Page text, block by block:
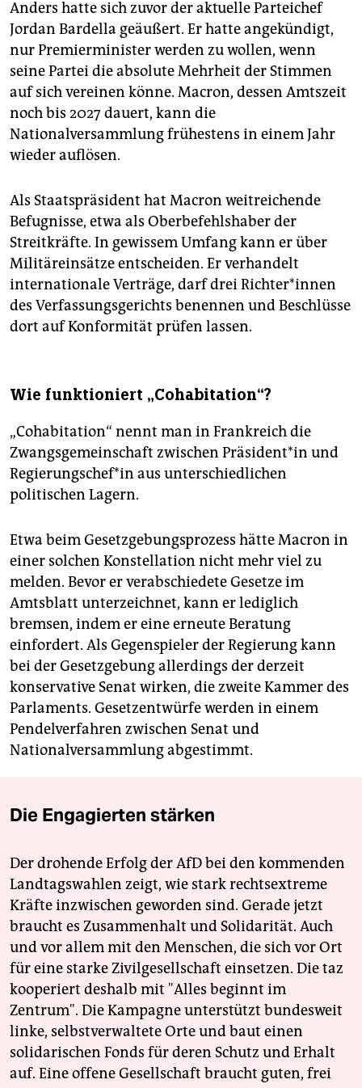
Anders hatte sich zuvor der aktuelle Parteichef
Jordan Bardella geäußert. Er hatte angekündigt,
nur Premierminister werden zu wollen, wenn
seine Partei die absolute Mehrheit der Stimmen
auf sich vereinen könne. Macron, dessen Amtszeit
noch bis 2027 dauert, kann die
Nationalversammlung frühestens in einem Jahr
wieder auflösen.
Als Staatspräsident hat Macron weitreichende
Befugnisse, etwa als Oberbefehlshaber der
Streitkräfte. In gewissem Umfang kann er über
Militär­einsätze entscheiden. Er verhandelt
internationale Verträge, darf drei Rich­te­r*in­nen
des Verfassungsgerichts benennen und Beschlüsse
dort auf Konformität prüfen lassen.
Wie funktioniert „Cohabitation“?
„Cohabitation“ nennt man in Frankreich die
Zwangsgemeinschaft zwischen Prä­si­den­t*in und
Re­gie­rungs­che­f*in aus unterschiedlichen
politischen Lagern.
Etwa beim Gesetzgebungsprozess hätte Macron in
einer solchen Konstellation nicht mehr viel zu
melden. Bevor er verabschiedete Gesetze im
Amtsblatt unterzeichnet, kann er lediglich
bremsen, indem er eine erneute Beratung
einfordert. Als Gegenspieler der Regierung kann
bei der Gesetzgebung allerdings der derzeit
konservative Senat wirken, die zweite Kammer des
Parlaments. Gesetzentwürfe werden in einem
Pendelverfahren zwischen Senat und
Nationalversammlung abgestimmt.
Die Engagierten stärken
Der drohende Erfolg der AfD bei den kommenden
Landtagswahlen zeigt, wie stark rechtsextreme
Kräfte inzwischen geworden sind. Gerade jetzt
braucht es Zusammenhalt und Solidarität. Auch
und vor allem mit den Menschen, die sich vor Ort
für eine starke Zivilgesellschaft einsetzen. Die taz
kooperiert deshalb mit "Alles beginnt im
Zentrum". Die Kampagne unterstützt bundesweit
linke, selbstverwaltete Orte und baut einen
solidarischen Fonds für deren Schutz und Erhalt
auf. Eine offene Gesellschaft braucht guten, frei